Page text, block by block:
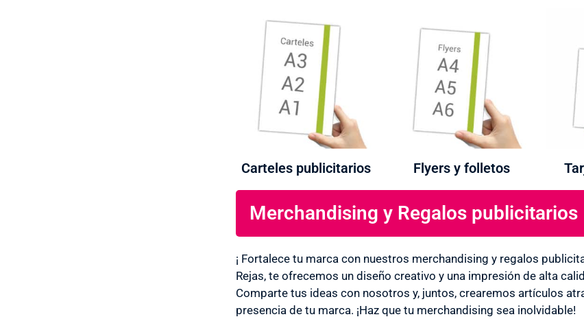
Carteles publicitarios Flyers y folletos
Merchandising y Regalos publicitarios
¡ Fortalece tu marca con nuestros merchandising y regalos
Rejas, te ofrecemos un diseño creativo y una impresión de alta
Comparte tus ideas con nosotros y, juntos, crearemos artículos
presencia de tu marca. ¡Haz que tu merchandising sea inolvidable!